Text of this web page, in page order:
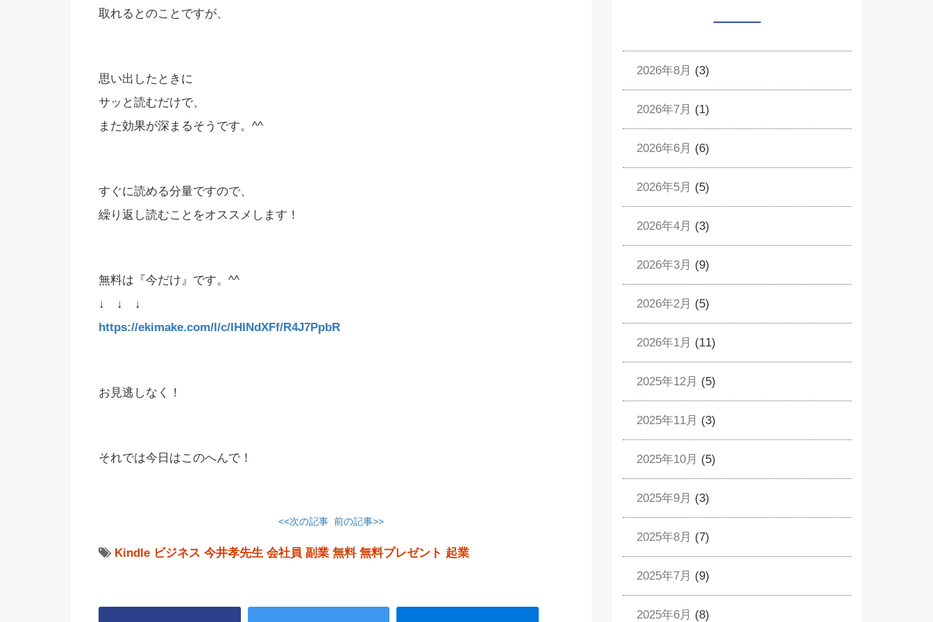
取れるとのことですが、
思い出したときに
サッと読むだけで、
また効果が深まるそうです。^^
すぐに読める分量ですので、
繰り返し読むことをオススメします！
無料は『今だけ』です。^^
↓ ↓ ↓
https://ekimake.com/l/c/IHINdXFf/R4J7PpbR
お見逃しなく！
それでは今日はこのへんで！
<<次の記事 前の記事>>
Kindle ビジネス 今井孝先生 会社員 副業 無料 無料プレゼント 起業
2026年8月 (3)
2026年7月 (1)
2026年6月 (6)
2026年5月 (5)
2026年4月 (3)
2026年3月 (9)
2026年2月 (5)
2026年1月 (11)
2025年12月 (5)
2025年11月 (3)
2025年10月 (5)
2025年9月 (3)
2025年8月 (7)
2025年7月 (9)
2025年6月 (8)